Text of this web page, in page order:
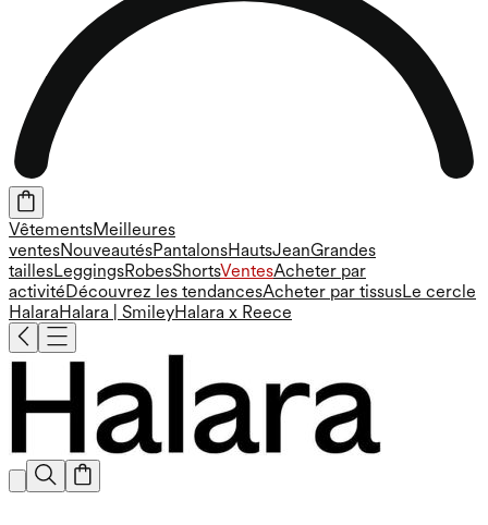
VêtementsMeilleures
ventesNouveautésPantalonsHautsJeanGrandes
taillesLeggingsRobesShortsVentesAcheter par
activitéDécouvrez les tendancesAcheter par tissusLe cercle
HalaraHalara | SmileyHalara x Reece